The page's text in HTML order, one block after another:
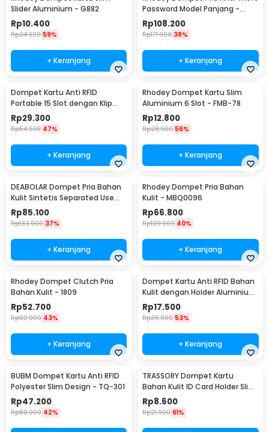
Slider Aluminium - G882
Rp10.400
Rp24.900 59%
+ Keranjang
Password Model Panjang -
A0113
Rp108.200
Rp171.900 38%
+ Keranjang
Dompet Kartu Anti RFID
Portable 15 Slot dengan Klip
Uang
Rp29.300
Rp54.900 47%
+ Keranjang
Rhodey Dompet Kartu Slim
Aluminium 6 Slot - FMB-78
Rp12.800
Rp28.900 56%
+ Keranjang
DEABOLAR Dompet Pria Bahan
Kulit Sintetis Separated Use
Wallet - JC222
Rp85.100
Rp133.900 37%
+ Keranjang
Rhodey Dompet Pria Bahan
Kulit - MBQ0096
Rp66.800
Rp109.900 40%
+ Keranjang
Rhodey Dompet Clutch Pria
Bahan Kulit - 1809
Rp52.700
Rp90.900 43%
+ Keranjang
Dompet Kartu Anti RFID Bahan
Kulit dengan Holder Aluminium
- KB-005
Rp17.500
Rp36.900 53%
+ Keranjang
BUBM Dompet Kartu Anti RFID
Polyester Slim Design - TQ-301
Rp47.200
Rp80.900 42%
TRASSORY Dompet Kartu
Bahan Kulit ID Card Holder Slim
Design - 1003
Rp8.600
Rp21.900 61%